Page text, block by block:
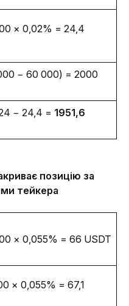
× 0,02% = 24,4
− 60 000) = 2000
− 24,4 = 1951,6
позицію за
тейкера
× 0,055% = 67,1